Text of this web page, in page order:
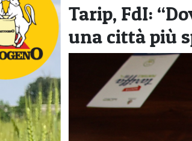
Tarip, FdI:
una città più